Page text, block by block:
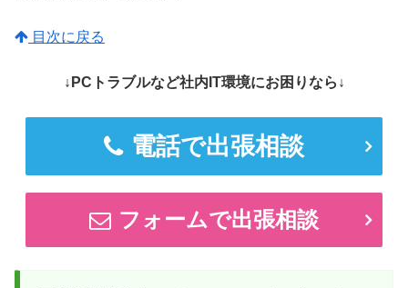
目次に戻る
↓PCトラブルなど社内IT環境にお困りなら↓
電話で出張相談
フォームで出張相談